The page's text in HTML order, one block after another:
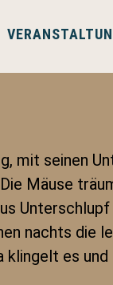
mit seinen
Mäuse
nachts
es